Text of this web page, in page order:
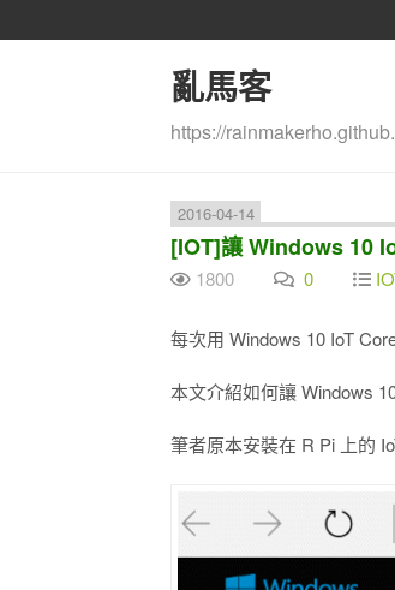
亂馬客
https://
2016-04-14
[IOT]讓 Windows 10
1800 0
每次用 Windows 10 IoT
本文介紹如何讓 Windows
筆者原本安裝在 R Pi 上的